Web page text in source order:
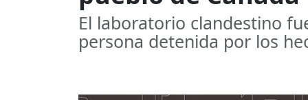
El laboratorio clandestino
persona detenida por los